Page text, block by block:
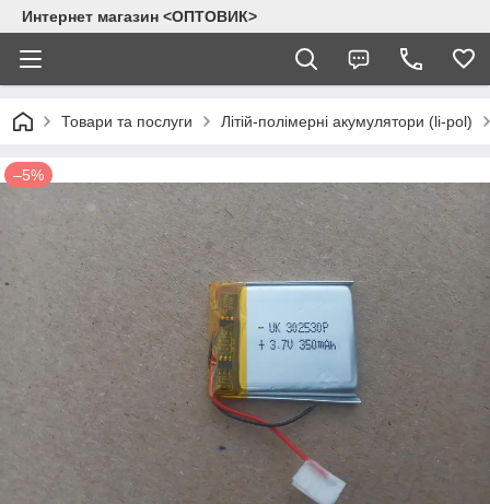
Интернет магазин <ОПТОВИК>
Товари та послуги Літій-полімерні акумулятори (li-pol)
–5%